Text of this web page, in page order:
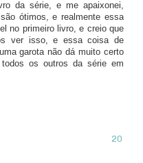
da série, e me apaixonei,
ótimos, e realmente essa
no primeiro livro, e creio que
ver isso, e essa coisa de
garota não dá muito certo
todos os outros da série em